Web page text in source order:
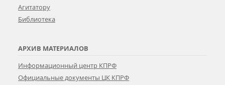
Агитатору
Библиотека
АРХИВ МАТЕРИАЛОВ
Информационный центр КПРФ
Официальные документы ЦК КПРФ